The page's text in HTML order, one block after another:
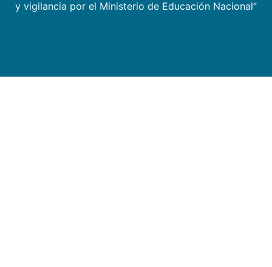
y vigilancia por el Ministerio de Educación Nacional”